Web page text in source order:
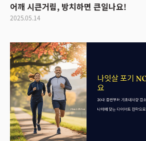
어깨 시큰거림, 방치하면 큰일나요!
2025.05.14